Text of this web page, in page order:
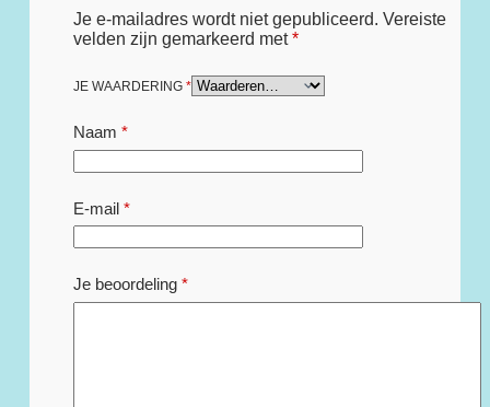
Je e-mailadres wordt niet gepubliceerd. Vereiste
velden zijn gemarkeerd met*
JE WAARDERING *
Naam *
E-mail*
Je beoordeling *